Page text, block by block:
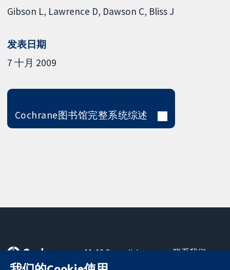
Gibson L Lawrence D Dawson C Bliss J
发表日期
7 十月 2009
Cochrane图书馆完整系统综述
11-13 Cavendish
Square
联系我们